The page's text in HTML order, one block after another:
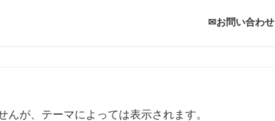
✉お問い合わせ
が、テーマによっては表示されます。